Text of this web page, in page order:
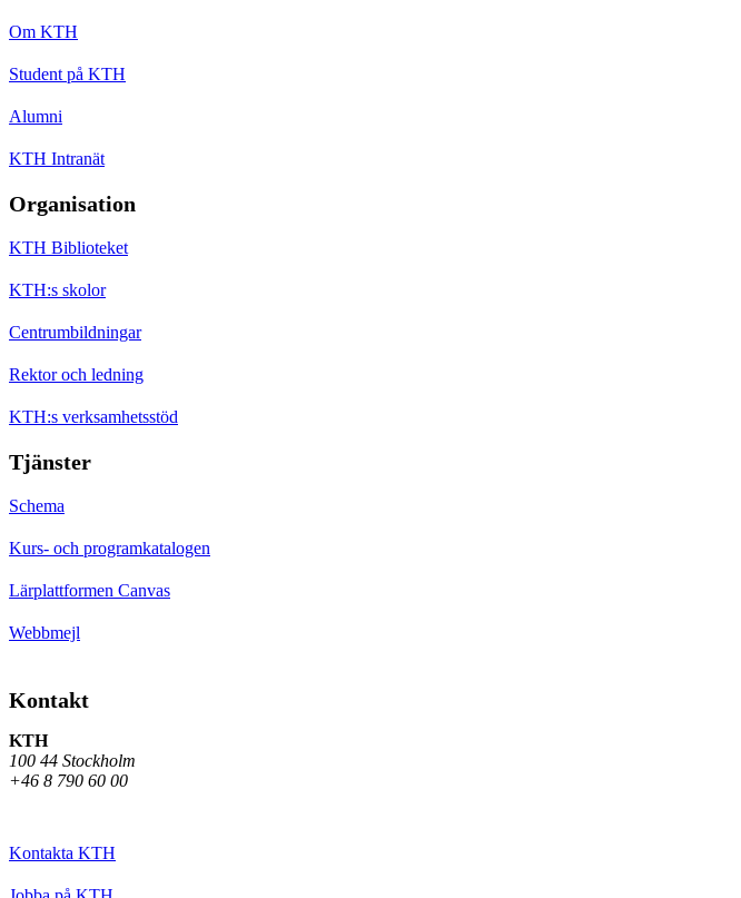
Om KTH
Student på KTH
Alumni
KTH Intranät
Organisation
KTH Biblioteket
KTH:s skolor
Centrumbildningar
Rektor och ledning
KTH:s verksamhetsstöd
Tjänster
Schema
Kurs- och programkatalogen
Lärplattformen Canvas
Webbmejl
Kontakt
KTH
100 44 Stockholm
+46 8 790 60 00
Kontakta KTH